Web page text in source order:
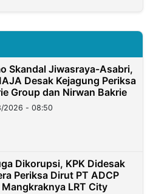
Skandal Jiwasraya-Asabri,
Desak Kejagung Periksa
Group dan Nirwan Bakrie
2026 - 08:50
Dikorupsi, KPK Didesak
Periksa Dirut PT ADCP
LRT City